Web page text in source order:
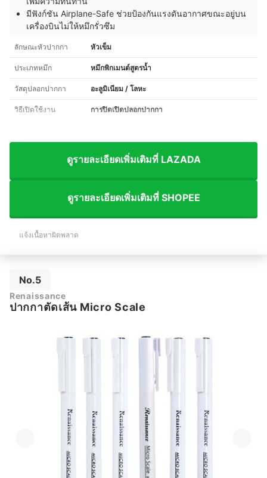
มีฟังก์ชัน Airplane-Safe ช่วยป้องกันแรงดันอากาศขณะอยู่บน
เครื่องบินไม่ให้หมึกรั่วซึม
ลักษณะหัวปากกา หัวเข็ม
ประเภทหมึก หมึกพิกเมนต์สูตรน้ำ
วัสดุปลอกปากกา อะลูมิเนียม / โลหะ
วิธีเปิดใช้งาน การปิดเปิดปลอกปากกา
ดูรายละเอียดเพิ่มเติมที่ LAZADA
ดูรายละเอียดเพิ่มเติมที่ SHOPEE
แจ้งเนื้อหาผิดพลาด
No.5
Renaissance
ปากกาตัดเส้น Micro Scale